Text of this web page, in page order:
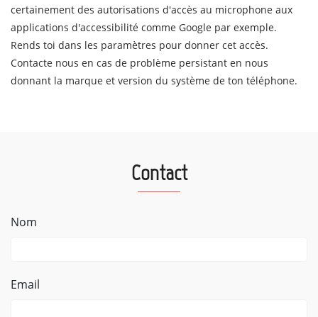
certainement des autorisations d'accès au microphone aux
applications d'accessibilité comme Google par exemple.
Rends toi dans les paramètres pour donner cet accès.
Contacte nous en cas de problème persistant en nous
donnant la marque et version du système de ton téléphone.
Contact
Nom
Email